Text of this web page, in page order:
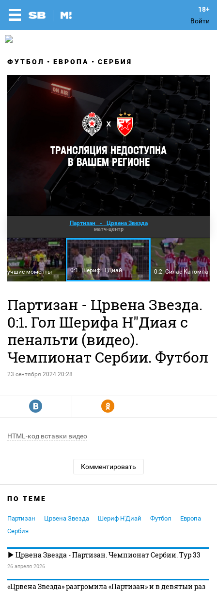
Войти
ФУТБОЛ ЕВРОПА СЕРБИЯ
Партизан - Црвена Звезда
матч-центр
лучшие моменты 0:1. Шериф Н'Диай 0:2. Силас Катомпа-
Партизан - Црвена Звезда.
0:1. Гол Шерифа Н"Диая с
пенальти (видео).
Чемпионат Сербии. Футбол
23 сентября 2024 20:28
R Y
HTML-код вставки видео
Комментировать
ПО ТЕМЕ
Партизан Црвена Звезда Шериф Н'Диай Футбол
Европа
Сербия
Црвена Звезда - Партизан. Чемпионат Сербии. Тур 33
26 апреля 2026
«Црвена Звезда» разгромила «Партизан» и в девятый раз